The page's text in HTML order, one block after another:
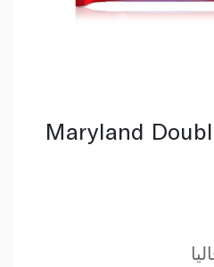
Maryland